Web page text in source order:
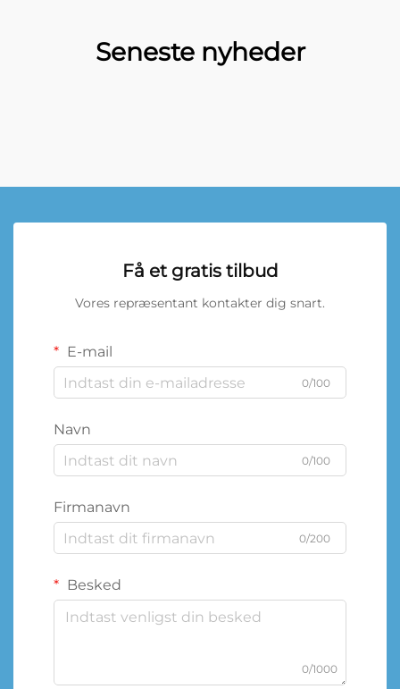
Seneste nyheder
Få et gratis tilbud
Vores repræsentant kontakter dig snart.
E-mail
0/100
Navn
0/100
Firmanavn
0/200
Besked
0/1000